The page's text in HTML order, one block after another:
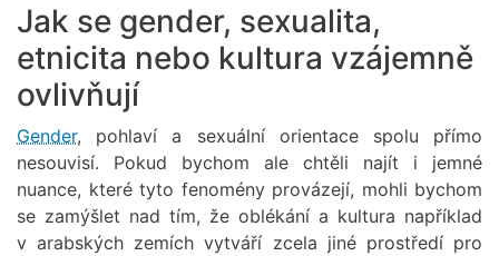
Jak se gender, sexualita,
etnicita nebo kultura vzájemně
ovlivňují
Gender, pohlaví a sexuální orientace spolu přímo
nesouvisí. Pokud bychom ale chtěli najít i jemné
nuance, které tyto fenomény provázejí, mohli bychom
se zamýšlet nad tím, že oblékání a kultura například
v arabských zemích vytváří zcela jiné prostředí pro